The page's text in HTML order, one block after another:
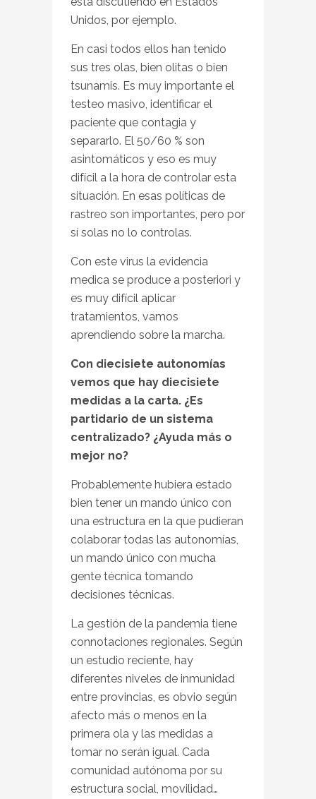
Unidos, por ejemplo.
En casi todos ellos han tenido
sus tres olas, bien olitas o bien
tsunamis. Es muy importante el
testeo masivo, identificar el
paciente que contagia y
separarlo. El 50/60 % son
asintomáticos y eso es muy
difícil a la hora de controlar esta
situación. En esas políticas de
rastreo son importantes, pero por
sí solas no lo controlas.
Con este virus la evidencia
medica se produce a posteriori y
es muy difícil aplicar
tratamientos, vamos
aprendiendo sobre la marcha.
Con diecisiete autonomías
vemos que hay diecisiete
medidas a la carta. ¿Es
partidario de un sistema
centralizado? ¿Ayuda más o
mejor no?
Probablemente hubiera estado
bien tener un mando único con
una estructura en la que pudieran
colaborar todas las autonomías,
un mando único con mucha
gente técnica tomando
decisiones técnicas.
La gestión de la pandemia tiene
connotaciones regionales. Según
un estudio reciente, hay
diferentes niveles de inmunidad
entre provincias, es obvio según
afecto más o menos en la
primera ola y las medidas a
tomar no serán igual. Cada
comunidad autónoma por su
estructura social, movilidad…